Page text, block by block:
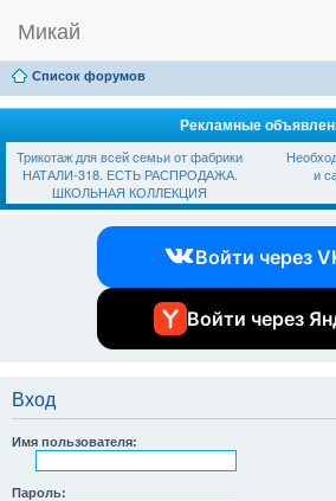
Микай
Ссылки
Список форумов
Рекламные
Трикотаж для всей семьи от фабрики
НАТАЛИ-318. ЕСТЬ РАСПРОДАЖА.
ШКОЛЬНАЯ КОЛЛЕКЦИЯ
и
Войти через
Войти через
Вход
Имя пользователя:
Пароль: